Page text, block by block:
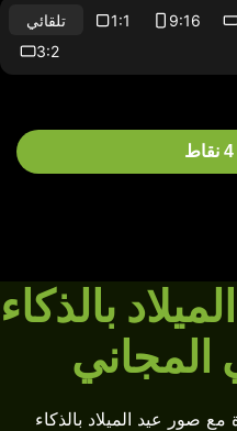
تلقائي 1:1 9:16
3:2
بالذكاء
المجاني
صور عيد الميلاد بالذكاء